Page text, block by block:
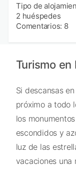
Tipo de
2 huéspedes
Comentarios: 8
Turismo
Si descansas
próximo a todo
los
escondidos y
luz de las
vacaciones una